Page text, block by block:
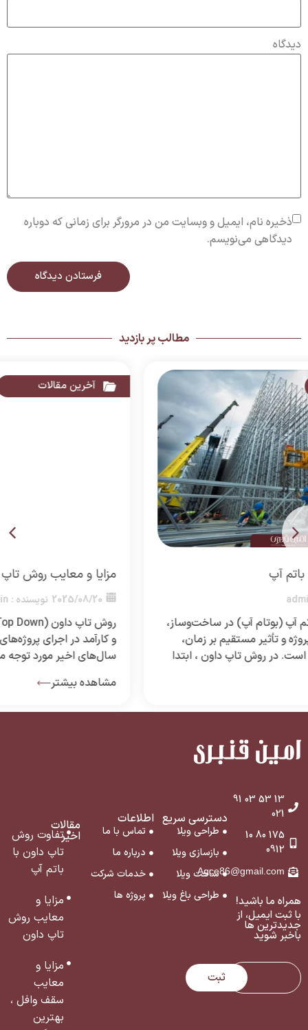
دیدگاه
ذخیره نام، ایمیل و وبسایت من در مرورگر برای زمانی که دوباره
دیدگاهی می‌نویسم.
مطالب پر بازدید
آخرین مقالات
مزایا و معایب روش تاپ داون
روش تاپ داون (Top Down) به عنوان یکی از روش‌های مدرن
و کارآمد در اجرای پروژه‌های ساختمانی و پایداری گودها، طی
سال‌های اخیر مورد توجه مهندسان و مجریان قرار گرفته
ساخت روسازه و زیرسازه به طور همزمان و مرحله به مرحله
13 53 03 91
021
175 80 10
0912
Agce86@gmail.com
همراه ما باشید!
با ثبت ایمیل، از
جدید‌ترین ‌ها
با‌خبر شوید
ثبت
دسترسی سریع
طراحی ویلا
بازسازی ویلا
ساخت ویلا
طراحی باغ ویلا
اطلاعات
تماس با ما
درباره ما
خدمات شرکت
پروژه ها
مقالات
اخیرتفاوت روش
تاپ داون با
باتم آپ
مزایا و
معایب روش
تاپ داون
مزایا و
معایب
سقف وافل ،
بهترین